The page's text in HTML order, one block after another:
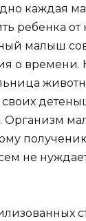
каждая
ребенка
малыш
о
Организм
не